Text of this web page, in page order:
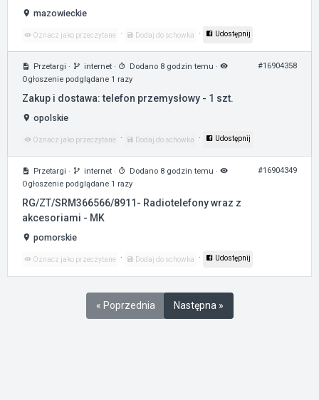
mazowieckie
Oznacz jako przeczytane · Dodaj do schowka · Udostępnij
Przetargi · internet · Dodano 8 godzin temu ·
Ogłoszenie podglądane 1 razy
#16904358
Zakup i dostawa: telefon przemysłowy - 1 szt.
opolskie
Oznacz jako przeczytane · Dodaj do schowka · Udostępnij
Przetargi · internet · Dodano 8 godzin temu ·
Ogłoszenie podglądane 1 razy
#16904349
RG/ZT/SRM366566/8911- Radiotelefony wraz z
akcesoriami - MK
pomorskie
Oznacz jako przeczytane · Dodaj do schowka · Udostępnij
« Poprzednia Następna »